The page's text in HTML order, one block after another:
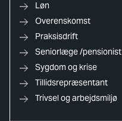
Løn
Overenskomst
Praksisdrift
Seniorlæge /pensionist
Sygdom og krise
Tillidsrepræsentant
Trivsel og arbejdsmiljø